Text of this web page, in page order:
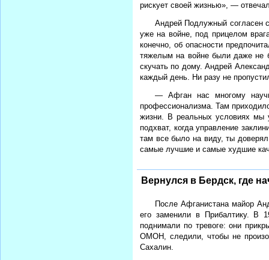
рискует своей жизнью», —
Андрей Подлужный согласен
уже на войне, под прицелом
конечно, об опасности
тяжелым на войне были даже не
скучать по дому. Андрей
каждый день. Ни разу не
— Афган нас многому
профессионализма. Там
жизни. В реальных условиях мы
подхват, когда управление
там все было на виду, ты
самые лучшие и самые худшие
Вернулся в Бердск, где
После Афганистана майор
его заменили в Прибалтику. В
поднимали по тревоге: они
ОМОН, следили, чтобы не
Сахалин.